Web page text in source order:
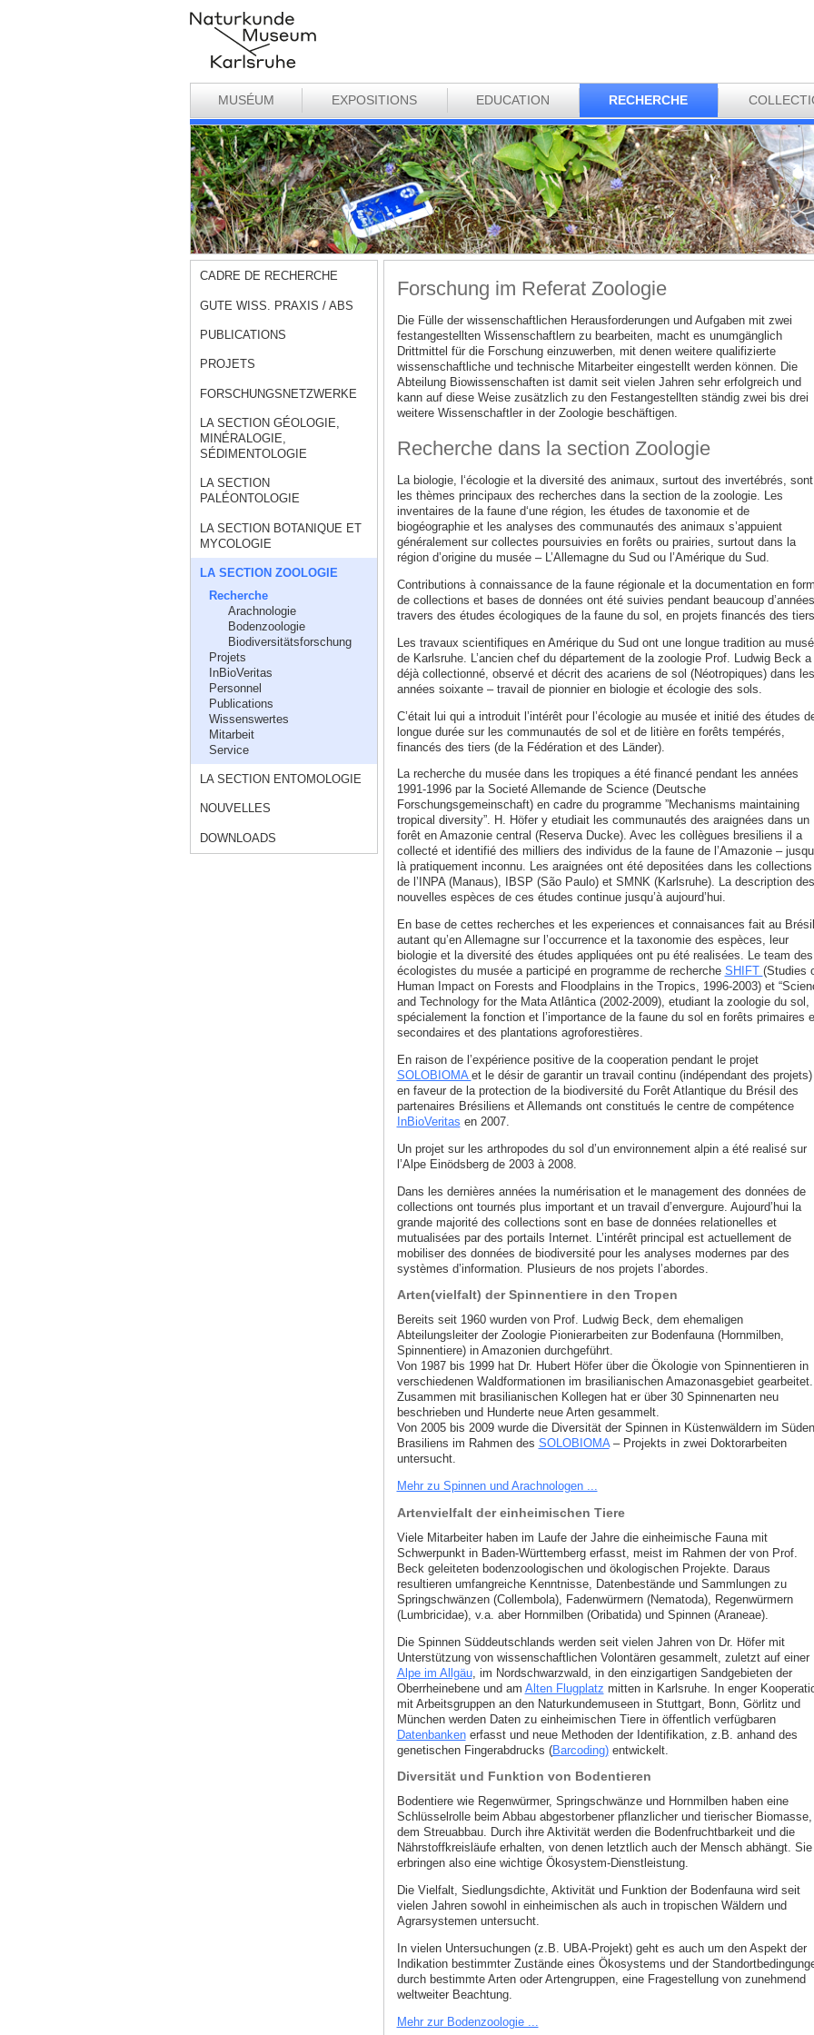
MUSÉUM EXPOSITIONS EDUCATION RECHERCHE
CADRE DE RECHERCHE
GUTE WISS. PRAXIS / ABS
PUBLICATIONS
PROJETS
FORSCHUNGSNETZWERKE
LA SECTION GÉOLOGIE,
MINÉRALOGIE,
SÉDIMENTOLOGIE
LA SECTION
PALÉONTOLOGIE
LA SECTION BOTANIQUE ET
MYCOLOGIE
LA SECTION ZOOLOGIE
Recherche
Arachnologie
Bodenzoologie
Biodiversitätsforschung
Projets
InBioVeritas
Personnel
Publications
Wissenswertes
Mitarbeit
Service
LA SECTION ENTOMOLOGIE
NOUVELLES
DOWNLOADS
Forschung im Referat Zoologie
Die Fülle der wissenschaftlichen Herausforderungen und Aufgaben mit zwei
festangestellten Wissenschaftlern zu bearbeiten, macht es unumgänglich
Drittmittel für die Forschung einzuwerben, mit denen weitere qualifizierte
wissenschaftliche und technische Mitarbeiter eingestellt werden können. Die
Abteilung Biowissenschaften ist damit seit vielen Jahren sehr erfolgreich und
kann auf diese Weise zusätzlich zu den Festangestellten ständig zwei bis drei
weitere Wissenschaftler in der Zoologie beschäftigen.
Recherche dans la section Zoologie
La biologie, l‘écologie et la diversité des animaux, surtout des invertébrés, sont
les thèmes principaux des recherches dans la section de la zoologie. Les
inventaires de la faune d‘une région, les études de taxonomie et de
biogéographie et les analyses des communautés des animaux s’appuient
généralement sur collectes poursuivies en forêts ou prairies, surtout dans la
région d’origine du musée – L’Allemagne du Sud ou l’Amérique du Sud.
Contributions à connaissance de la faune régionale et la documentation en
de collections et bases de données ont été suivies pendant beaucoup
travers des études écologiques de la faune du sol, en projets financés des
Les travaux scientifiques en Amérique du Sud ont une longue tradition au
de Karlsruhe. L’ancien chef du département de la zoologie Prof. Ludwig Beck a
déjà collectionné, observé et décrit des acariens de sol (Néotropiques) dans les
années soixante – travail de pionnier en biologie et écologie des sols.
C’était lui qui a introduit l’intérêt pour l’écologie au musée et initié des études
longue durée sur les communautés de sol et de litière en forêts tempérés,
financés des tiers (de la Fédération et des Länder).
La recherche du musée dans les tropiques a été financé pendant les années
1991-1996 par la Societé Allemande de Science (Deutsche
Forschungsgemeinschaft) en cadre du programme ”Mechanisms maintaining
tropical diversity”. H. Höfer y etudiait les communautés des araignées dans un
forêt en Amazonie central (Reserva Ducke). Avec les collègues bresiliens il a
collecté et identifié des milliers des individus de la faune de l’Amazonie –
là pratiquement inconnu. Les araignées ont été depositées dans les collections
de l’INPA (Manaus), IBSP (São Paulo) et SMNK (Karlsruhe). La description des
nouvelles espèces de ces études continue jusqu’à aujourd’hui.
En base de cettes recherches et les experiences et connaisances fait au Brésil
autant qu’en Allemagne sur l’occurrence et la taxonomie des espèces, leur
biologie et la diversité des études appliquées ont pu été realisées. Le team des
écologistes du musée a participé en programme de recherche SHIFT (Studies
Human Impact on Forests and Floodplains in the Tropics, 1996-2003) et
and Technology for the Mata Atlântica (2002-2009), etudiant la zoologie du sol,
spécialement la fonction et l’importance de la faune du sol en forêts primaires
secondaires et des plantations agroforestières.
En raison de l’expérience positive de la cooperation pendant le projet
SOLOBIOMA et le désir de garantir un travail continu (indépendant des projets)
en faveur de la protection de la biodiversité du Forêt Atlantique du Brésil des
partenaires Brésiliens et Allemands ont constitués le centre de compétence
InBioVeritas en 2007.
Un projet sur les arthropodes du sol d’un environnement alpin a été realisé sur
l’Alpe Einödsberg de 2003 à 2008.
Dans les dernières années la numérisation et le management des données de
collections ont tournés plus important et un travail d’envergure. Aujourd’hui la
grande majorité des collections sont en base de données relationelles et
mutualisées par des portails Internet. L’intérêt principal est actuellement de
mobiliser des données de biodiversité pour les analyses modernes par des
systèmes d’information. Plusieurs de nos projets l’abordes.
Arten(vielfalt) der Spinnentiere in den Tropen
Bereits seit 1960 wurden von Prof. Ludwig Beck, dem ehemaligen
Abteilungsleiter der Zoologie Pionierarbeiten zur Bodenfauna (Hornmilben,
Spinnentiere) in Amazonien durchgeführt.
Von 1987 bis 1999 hat Dr. Hubert Höfer über die Ökologie von Spinnentieren in
verschiedenen Waldformationen im brasilianischen Amazonasgebiet gearbeitet.
Zusammen mit brasilianischen Kollegen hat er über 30 Spinnenarten neu
beschrieben und Hunderte neue Arten gesammelt.
Von 2005 bis 2009 wurde die Diversität der Spinnen in Küstenwäldern im Süden
Brasiliens im Rahmen des SOLOBIOMA– Projekts in zwei Doktorarbeiten
untersucht.
Mehr zu Spinnen und Arachnologen ...
Artenvielfalt der einheimischen Tiere
Viele Mitarbeiter haben im Laufe der Jahre die einheimische Fauna mit
Schwerpunkt in Baden-Württemberg erfasst, meist im Rahmen der von Prof.
Beck geleiteten bodenzoologischen und ökologischen Projekte. Daraus
resultieren umfangreiche Kenntnisse, Datenbestände und Sammlungen zu
Springschwänzen (Collembola), Fadenwürmern (Nematoda), Regenwürmern
(Lumbricidae), v.a. aber Hornmilben (Oribatida) und Spinnen (Araneae).
Die Spinnen Süddeutschlands werden seit vielen Jahren von Dr. Höfer mit
Unterstützung von wissenschaftlichen Volontären gesammelt, zuletzt auf einer
Alpe im Allgäu, im Nordschwarzwald, in den einzigartigen Sandgebieten der
Oberrheinebene und am Alten Flugplatz mitten in Karlsruhe. In enger
mit Arbeitsgruppen an den Naturkundemuseen in Stuttgart, Bonn, Görlitz und
München werden Daten zu einheimischen Tiere in öffentlich verfügbaren
Datenbankenerfasst und neue Methoden der Identifikation, z.B. anhand des
genetischen Fingerabdrucks (Barcoding)entwickelt.
Diversität und Funktion von Bodentieren
Bodentiere wie Regenwürmer, Springschwänze und Hornmilben haben eine
Schlüsselrolle beim Abbau abgestorbener pflanzlicher und tierischer Biomasse,
dem Streuabbau. Durch ihre Aktivität werden die Bodenfruchtbarkeit und die
Nährstoffkreisläufe erhalten, von denen letztlich auch der Mensch abhängt. Sie
erbringen also eine wichtige Ökosystem-Dienstleistung.
Die Vielfalt, Siedlungsdichte, Aktivität und Funktion der Bodenfauna wird seit
vielen Jahren sowohl in einheimischen als auch in tropischen Wäldern und
Agrarsystemen untersucht.
In vielen Untersuchungen (z.B. UBA-Projekt) geht es auch um den Aspekt der
Indikation bestimmter Zustände eines Ökosystems und der
durch bestimmte Arten oder Artengruppen, eine Fragestellung von zunehmend
weltweiter Beachtung.
Mehr zur Bodenzoologie ...